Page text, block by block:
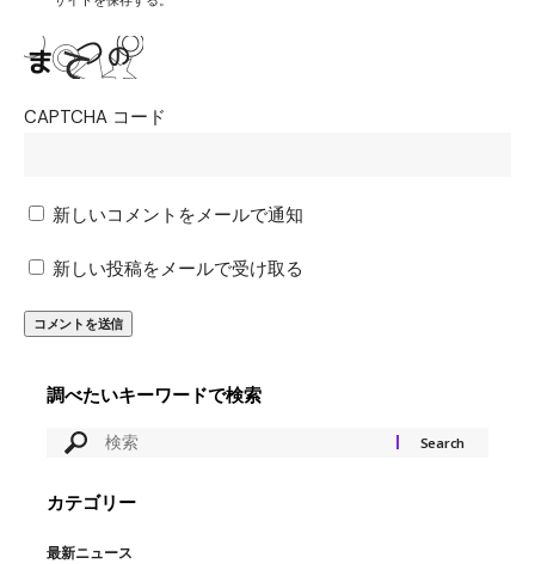
CAPTCHA コード
新しいコメントをメールで通知
新しい投稿をメールで受け取る
調べたいキーワードで検索
カテゴリー
最新ニュース